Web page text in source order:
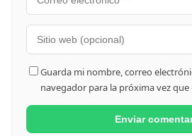
Guarda mi nombre, correo
navegador para la próxima vez